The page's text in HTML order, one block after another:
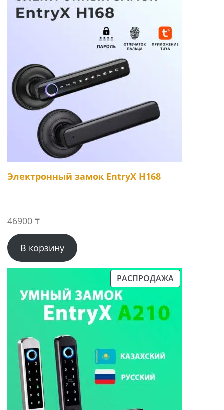
Электронный замок EntryX H168
46900 ₸
В корзину
РАСПРОДАЖА
ПРОДАВАЕМЫЙ
ТОВАР